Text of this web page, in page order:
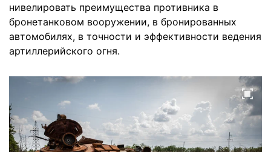
нивелировать преимущества противника в
бронетанковом вооружении, в бронированных
автомобилях, в точности и эффективности ведения
артиллерийского огня.